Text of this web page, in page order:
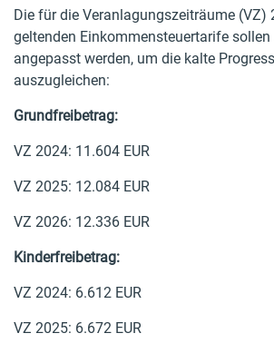
Die für die Veranlagungszeiträume (VZ)
geltenden Einkommensteuertarife
angepasst werden, um die kalte
auszugleichen:
Grundfreibetrag:
VZ 2024: 11.604 EUR
VZ 2025: 12.084 EUR
VZ 2026: 12.336 EUR
Kinderfreibetrag:
VZ 2024: 6.612 EUR
VZ 2025: 6.672 EUR